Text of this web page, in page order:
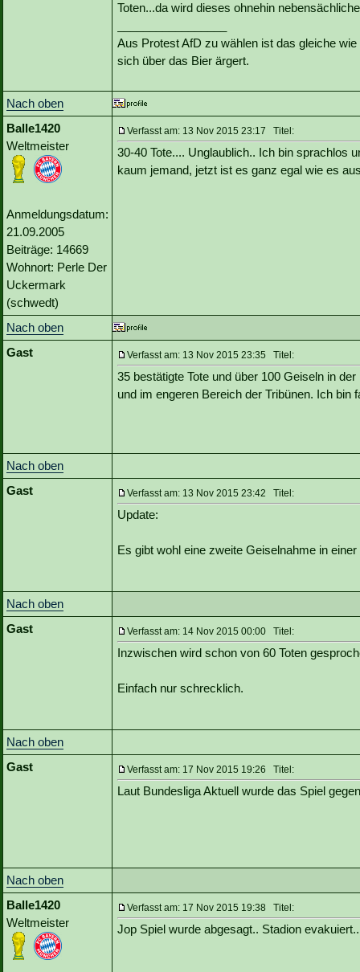
Toten...da wird dieses ohnehin
Aus Protest AfD zu wählen ist das gleiche
sich über das Bier ärgert.
Nach oben
Balle1420
Weltmeister
Anmeldungsdatum:
21.09.2005
Beiträge: 14669
Wohnort: Perle Der
Uckermark
(schwedt)
Verfasst am: 13 Nov 2015 23:17 Titel:
30-40 Tote.... Unglaublich.. Ich bin sprachlos
kaum jemand, jetzt ist es ganz egal wie es
Nach oben
Gast
Verfasst am: 13 Nov 2015 23:35 Titel:
35 bestätigte Tote und über 100 Geiseln in
und im engeren Bereich der Tribünen. Ich bin
Nach oben
Gast
Verfasst am: 13 Nov 2015 23:42 Titel:
Update:
Es gibt wohl eine zweite Geiselnahme in
Nach oben
Gast
Verfasst am: 14 Nov 2015 00:00 Titel:
Inzwischen wird schon von 60 Toten
Einfach nur schrecklich.
Nach oben
Gast
Verfasst am: 17 Nov 2015 19:26 Titel:
Laut Bundesliga Aktuell wurde das Spiel
Nach oben
Balle1420
Weltmeister
Verfasst am: 17 Nov 2015 19:38 Titel:
Jop Spiel wurde abgesagt.. Stadion